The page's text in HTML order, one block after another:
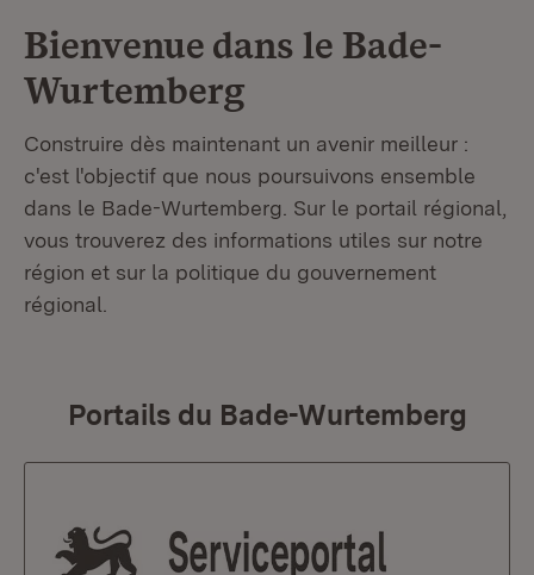
Bienvenue dans le Bade-
Wurtemberg
Construire dès maintenant un avenir meilleur :
c'est l'objectif que nous poursuivons ensemble
dans le Bade-Wurtemberg. Sur le portail régional,
vous trouverez des informations utiles sur notre
région et sur la politique du gouvernement
régional.
Portails du Bade-Wurtemberg